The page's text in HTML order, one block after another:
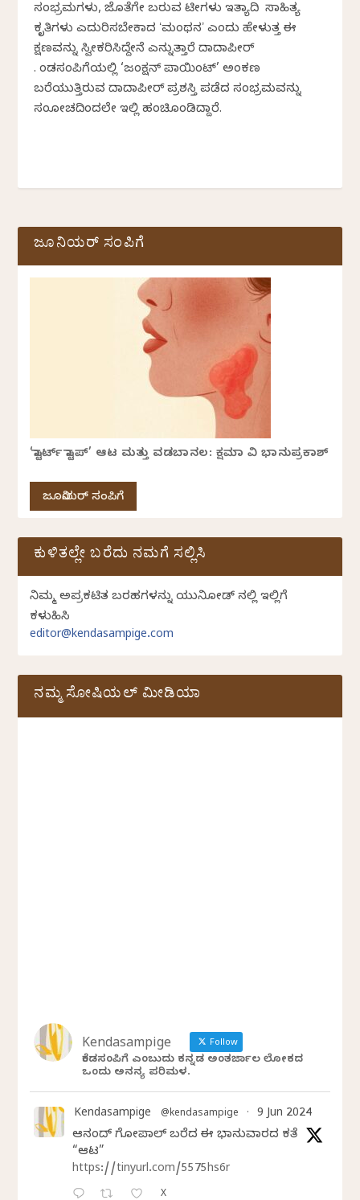
ಸಂಭ್ರಮಗಳು, ಜೊತೆಗೇ ಬರುವ ಟೀಕೆಗಳು ಇತ್ಯಾದಿ ಸಾಹಿತ್ಯ
ಕೃತಿಗಳು ಎದುರಿಸಬೇಕಾದ ʻಮಂಥನʼ ಎಂದು ಹೇಳುತ್ತ ಈ
ಕ್ಷಣವನ್ನು ಸ್ವೀಕರಿಸಿದ್ದೇನೆ ಎನ್ನುತ್ತಾರೆ ದಾದಾಪೀರ್
. ಕೆಂಡಸಂಪಿಗೆಯಲ್ಲಿ ‘ಜಂಕ್ಷನ್ ಪಾಯಿಂಟ್’ ಅಂಕಣ
ಬರೆಯುತ್ತಿರುವ ದಾದಾಪೀರ್ ಪ್ರಶಸ್ತಿ ಪಡೆದ ಸಂಭ್ರಮವನ್ನು
ಸಂಕೋಚದಿಂದಲೇ ಇಲ್ಲಿ ಹಂಚಿಕೊಂಡಿದ್ದಾರೆ.
ಜೂನಿಯರ್ ಸಂಪಿಗೆ
‘ಸ್ಟಾರ್ಟ್ ಸ್ಟಾಪ್’ ಆಟ ಮತ್ತು ವಡಬಾನಲ: ಕ್ಷಮಾ ವಿ ಭಾನುಪ್ರಕಾಶ್
ಜೂನಿಯರ್ ಸಂಪಿಗೆ
ಕುಳಿತಲ್ಲೇ ಬರೆದು ನಮಗೆ ಸಲ್ಲಿಸಿ
ನಿಮ್ಮ ಅಪ್ರಕಟಿತ ಬರಹಗಳನ್ನು ಯುನಿಕೋಡ್ ನಲ್ಲಿ ಇಲ್ಲಿಗೆ
ಕಳುಹಿಸಿ
editor@kendasampige.com
ನಮ್ಮ ಸೋಷಿಯಲ್‌ ಮೀಡಿಯಾ
Kendasampige Follow
ಕೆಂಡಸಂಪಿಗೆ ಎಂಬುದು ಕನ್ನಡ ಅಂತರ್ಜಾಲ ಲೋಕದ
ಒಂದು ಅನನ್ಯ ಪರಿಮಳ.
Kendasampige @kendasampige · 9 Jun 2024
ಆನಂದ್‌ ಗೋಪಾಲ್‌ ಬರೆದ ಈ ಭಾನುವಾರದ ಕತೆ
“ಆಟ”
https://tinyurl.com/5575hs6r
X